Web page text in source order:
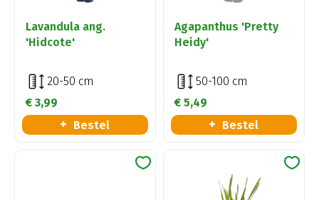
Lavandula ang.
'Hidcote'
20-50 cm
€ 3,99
Bestel
Agapanthus 'Pretty
Heidy'
50-100 cm
€ 5,49
Bestel